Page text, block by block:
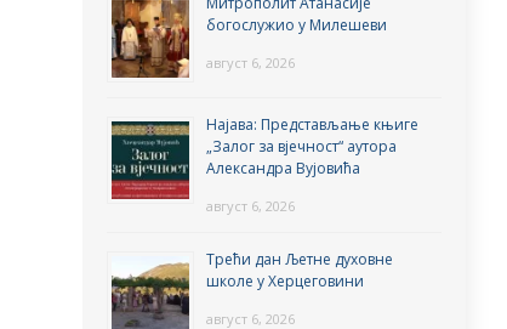
богослужио у Милешеви
август 6, 2026
Најава: Представљање књиге
„Залог за вјечност“ аутора
Александра Вујовића
август 6, 2026
Трећи дан Љетне духовне
школе у Херцеговини
август 6, 2026